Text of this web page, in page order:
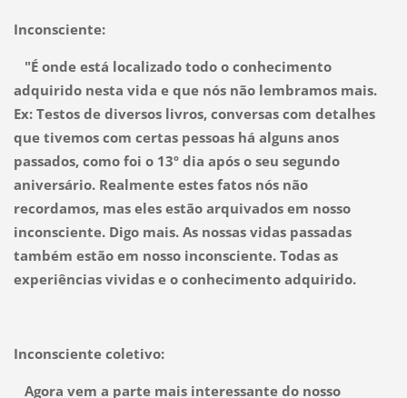
Inconsciente:
"É onde está localizado todo o conhecimento
adquirido nesta vida e que nós não lembramos mais.
Ex: Testos de diversos livros, conversas com detalhes
que tivemos com certas pessoas há alguns anos
passados, como foi o 13º dia após o seu segundo
aniversário. Realmente estes fatos nós não
recordamos, mas eles estão arquivados em nosso
inconsciente. Digo mais. As nossas vidas passadas
também estão em nosso inconsciente. Todas as
experiências vividas e o conhecimento adquirido.
Inconsciente coletivo:
Agora vem a parte mais interessante do nosso